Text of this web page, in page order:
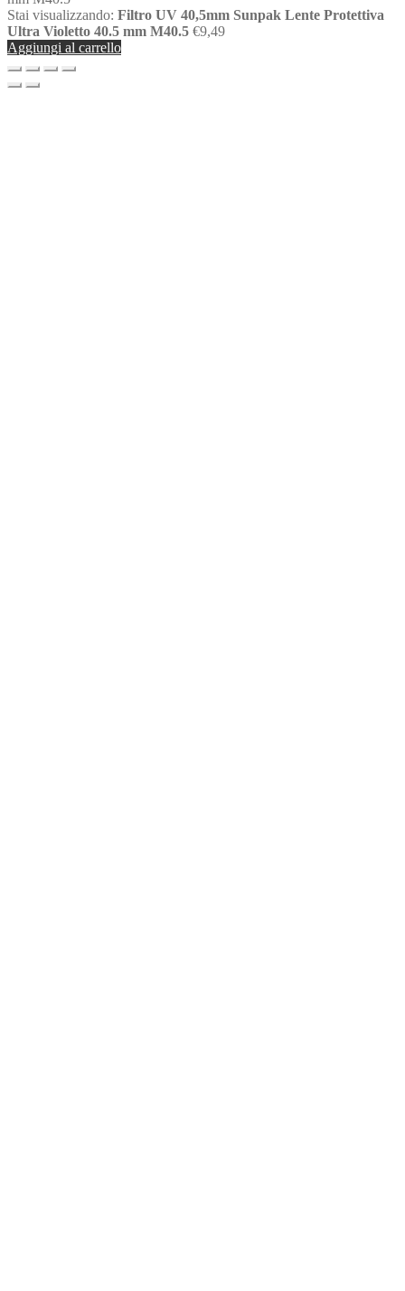
Stai visualizzando: Filtro UV 40,5mm Sunpak Lente Protettiva
Ultra Violetto 40.5 mm M40.5 €9,49
Aggiungi al carrello